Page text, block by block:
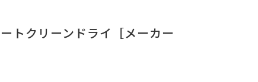
トクリーンドライ［メーカー